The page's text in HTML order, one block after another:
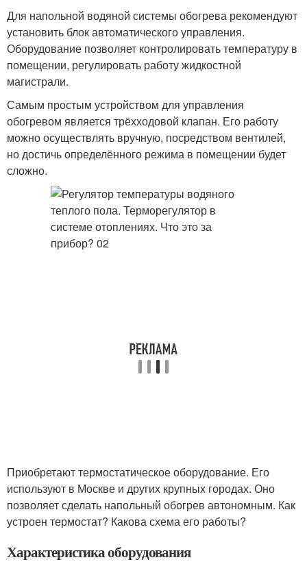
Для напольной водяной системы обогрева рекомендуют
установить блок автоматического управления.
Оборудование позволяет контролировать температуру в
помещении, регулировать работу жидкостной
магистрали.
Самым простым устройством для управления
обогревом является трёхходовой клапан. Его работу
можно осуществлять вручную, посредством вентилей,
но достичь определённого режима в помещении будет
сложно.
Приобретают термостатическое оборудование. Его
используют в Москве и других крупных городах. Оно
позволяет сделать напольный обогрев автономным. Как
устроен термостат? Какова схема его работы?
Характеристика оборудования